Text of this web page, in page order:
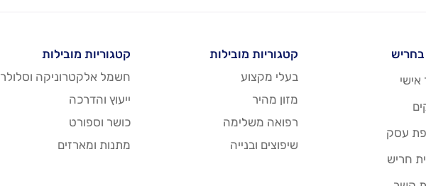
בחריש
אישי
עסק
חריש
קטגוריות מובילות
בעלי מקצוע
מזון מהיר
רפואה משלימה
שיפוצים ובנייה
קטגוריות מובילות
חשמל אלקטרוניקה וסלולר
ייעוץ והדרכה
כושר וספורט
מתנות ומארזים